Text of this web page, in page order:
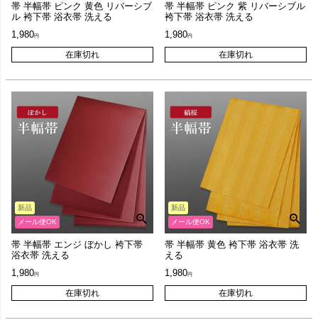
帯 半幅帯 ピンク 黄色 リバーシブ
ル 袴下帯 浴衣帯 洗える
1,980
在庫切れ
帯 半幅帯 ピンク 紫 リバーシブル
袴下帯 浴衣帯 洗える
1,980
在庫切れ
新品
メール便OK
帯 半幅帯 エンジ ぼかし 袴下帯
浴衣帯 洗える
1,980
在庫切れ
新品
メール便OK
帯 半幅帯 黄色 袴下帯 浴衣帯 洗
える
1,980
在庫切れ